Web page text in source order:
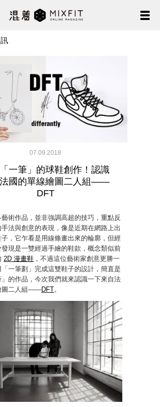
07.09.2018
一筆」的球鞋創作！認識
國的單線繪圖二人組——
DFT
術作品，並非強調高超的技巧，重點反
法與創意的表現，像是近期在網路上出
，它乍看是用線條畫出來的輪廓，但經
現是一雙經過手繪的鞋款，概念類似前
2D 漫畫鞋 ，不過這位藝術家創意更勝一
一筆劃」完成這雙鞋子的設計，簡直是
」的作品，今次我們就來認識一下來自法
圖二人組——DFT。